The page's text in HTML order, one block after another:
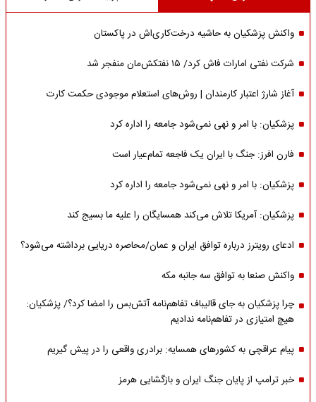
واکنش پزشکیان به حاشیه درخت‌کاری‌اش در پاکستان
شرکت نفتی امارات فاش کرد/ ۱۵ نفتکش‌مان منفجر شد
آغاز شارژ اعتبار کارمندان | روش‌های استعلام موجودی حکمت کارت
پزشکیان: با امر و نهی نمی‌شود جامعه را اداره کرد
فارن افرز: جنگ با ایران یک فاجعه تمام‌عیار است
پزشکیان: با امر و نهی نمی‌شود جامعه را اداره کرد
پزشکیان: آمریکا تلاش می‌کند همسایگان را علیه ما بسیج کند
ادعای رویترز درباره توافق ایران و عمان/محاصره دریایی برداشته می‌شود؟
واکنش صنعا به توافق سه جانبه مکه
چرا پزشکیان به جای قالیباف تفاهم‌نامه آتش‌بس را امضا کرد؟/ پزشکیان:
هیچ امتیازی در تفاهم‌نامه ندادیم
پیام عراقچی به کشورهای همسایه: برادری واقعی را در پیش گیریم
خبر ترامپ از پایان جنگ ایران و بازگشایی هرمز